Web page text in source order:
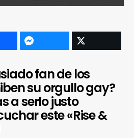
fan de los
su orgullo gay?
a serlo justo
este «Rise &